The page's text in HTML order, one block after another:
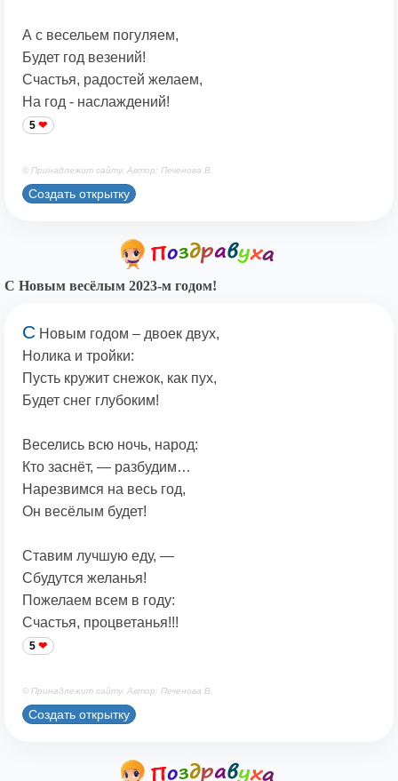
А с весельем погуляем,
Будет год везений!
Счастья, радостей желаем,
На год - наслаждений!
5
© Принадлежит сайту. Автор: Печенова В.
Создать открытку
С Новым весёлым 2023-м годом!
С Новым годом – двоек двух,
Нолика и тройки:
Пусть кружит снежок, как пух,
Будет снег глубоким!
Веселись всю ночь, народ:
Кто заснёт, — разбудим…
Нарезвимся на весь год,
Он весёлым будет!
Ставим лучшую еду, —
Сбудутся желанья!
Пожелаем всем в году:
Счастья, процветанья!!!
5
© Принадлежит сайту. Автор: Печенова В.
Создать открытку